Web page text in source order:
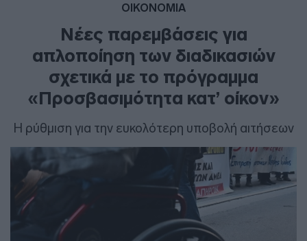
ΟΙΚΟΝΟΜΙΑ
Νέες παρεμβάσεις για
απλοποίηση των διαδικασιών
σχετικά με το πρόγραμμα
«Προσβασιμότητα κατ’ οίκον»
Η ρύθμιση για την ευκολότερη υποβολή αιτήσεων